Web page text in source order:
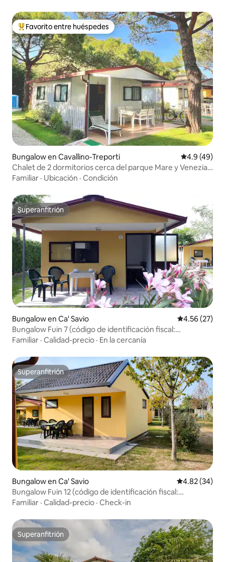
Favorito entre huéspedes preferido
Favorito entre huéspedes
Bungalow en Cavallino-Treporti Calificación
4.9 (49)
Chalet de 2 dormitorios cerca del parque Mare y Venezia
gratuito
Familiar · Ubicación · Condición
Superanfitrión
Superanfitrión
Bungalow en Ca' Savio Calificación
4.56 (27)
Bungalow Fuin 7 (código de identificación fiscal:
IT027044B4JSSUULHC)
Familiar · Calidad-precio · En la cercanía
Superanfitrión
Superanfitrión
Bungalow en Ca' Savio Calificación
4.82 (34)
Bungalow Fuin 12 (código de identificación fiscal:
IT027044B4AZWRKV7O)
Familiar · Calidad-precio · Check-in
Superanfitrión
Superanfitrión